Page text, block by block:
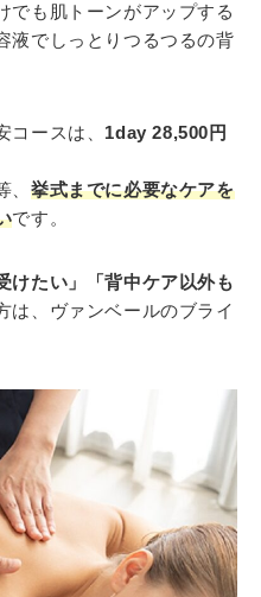
でも肌トーンがアップする
液でしっとりつるつるの背
ースは、 1day 28,500円
挙式までに必要なケアを
です。
けたい」「背中ケア以外も
は、ヴァンベールのブライ